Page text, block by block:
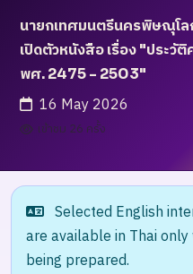
นายกเทศมนตรีนครพิษณุโล
เปิดตัวหนังสือ เรื่อง "ประ
พศ. 2475 - 2503"
16 May 2026
เข้าชม 26 ครั้ง
Selected English
are available in Thai
being prepared.